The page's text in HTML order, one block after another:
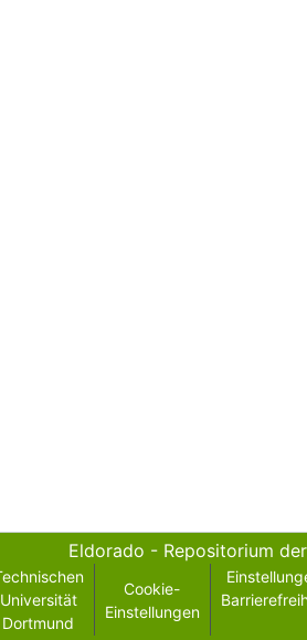
Eldorado - Repositorium
Universität
Dortmund
Cookie-
Einstellungen